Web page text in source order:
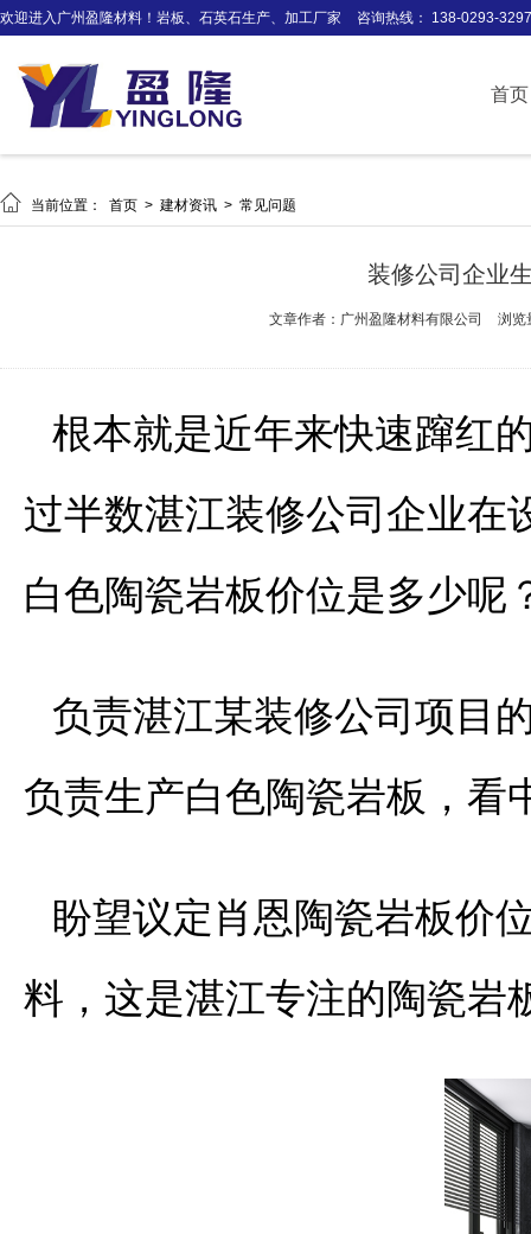
欢迎进入广州盈隆材料！岩板、石英石生产、加工厂家 咨询热线： 138-0293-3297
首页
 当前位置： 首页 > 建材资讯 > 常见问题
装修公司企业
文章作者：广州盈隆材料有限公司 浏览
根本就是近年来快速蹿红
过半数湛江装修公司企业在
白色陶瓷岩板价位是多少呢
负责湛江某装修公司项目
负责生产白色陶瓷岩板，看
盼望议定肖恩陶瓷岩板价
料，这是湛江专注的陶瓷岩